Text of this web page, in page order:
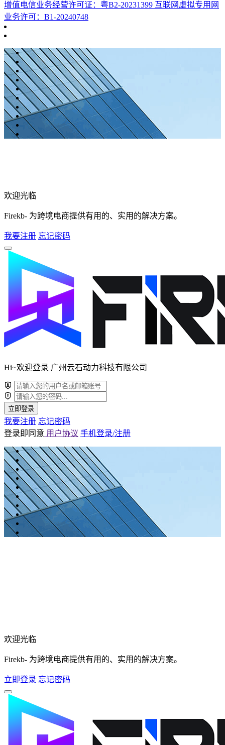
增值电信业务经营许可证：粤B2-20231399 互联网虚拟专用网
业务许可：B1-20240748
欢迎光临
Firekb- 为跨境电商提供有用的、实用的解决方案。
我要注册 忘记密码
Hi~欢迎登录 广州云石动力科技有限公司
立即登录
我要注册 忘记密码
登录即同意 用户协议 手机登录/注册
欢迎光临
Firekb- 为跨境电商提供有用的、实用的解决方案。
立即登录 忘记密码